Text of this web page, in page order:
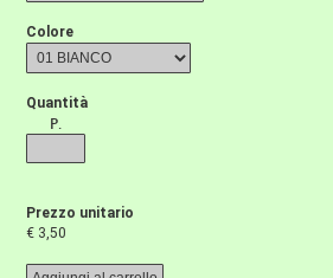
Colore
Quantità
P.
Prezzo unitario
€ 3,50